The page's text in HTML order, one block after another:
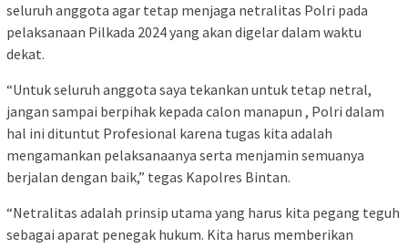
seluruh anggota agar tetap menjaga netralitas Polri pada
pelaksanaan Pilkada 2024 yang akan digelar dalam waktu
dekat.
“Untuk seluruh anggota saya tekankan untuk tetap netral,
jangan sampai berpihak kepada calon manapun , Polri dalam
hal ini dituntut Profesional karena tugas kita adalah
mengamankan pelaksanaanya serta menjamin semuanya
berjalan dengan baik,” tegas Kapolres Bintan.
“Netralitas adalah prinsip utama yang harus kita pegang teguh
sebagai aparat penegak hukum. Kita harus memberikan